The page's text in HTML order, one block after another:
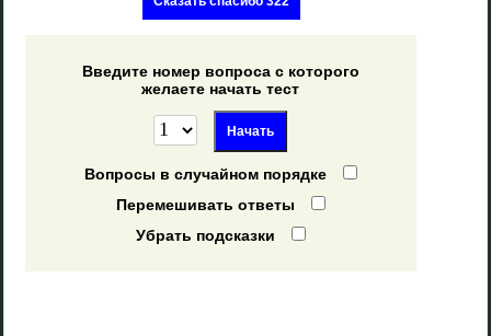
Введите номер вопроса с которого
желаете начать тест
Вопросы в случайном порядке
Перемешивать ответы
Убрать подсказки